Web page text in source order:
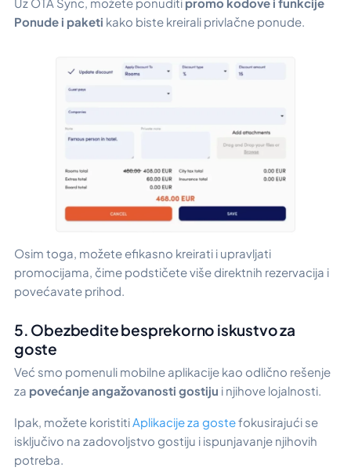
Ponude i paketi kako biste kreirali privlačne ponude.
Osim toga, možete efikasno kreirati i upravljati
promocijama, čime podstičete više direktnih rezervacija i
povećavate prihod.
5. Obezbedite besprekorno iskustvo za
goste
Već smo pomenuli mobilne aplikacije kao odlično rešenje
za povećanje angažovanosti gostiju i njihove lojalnosti.
Ipak, možete koristitiAplikacije za gostefokusirajući se
isključivo na zadovoljstvo gostiju i ispunjavanje njihovih
potreba.